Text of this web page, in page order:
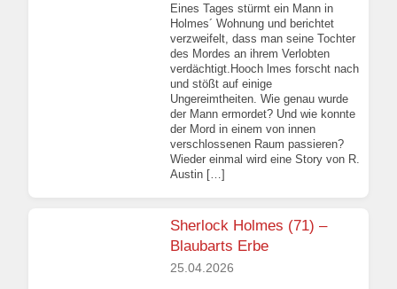
Eines Tages stürmt ein Mann in
Holmes´ Wohnung und berichtet
verzweifelt, dass man seine Tochter
des Mordes an ihrem Verlobten
verdächtigt.Hooch lmes forscht nach
und stößt auf einige
Ungereimtheiten. Wie genau wurde
der Mann ermordet? Und wie konnte
der Mord in einem von innen
verschlossenen Raum passieren?
Wieder einmal wird eine Story von R.
Austin […]
Sherlock Holmes (71) –
Blaubarts Erbe
25.04.2026